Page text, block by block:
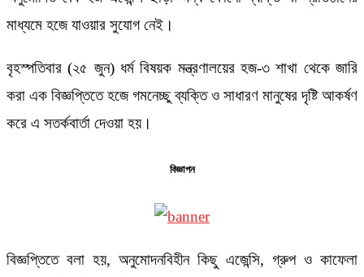
মাধ্যমে হজে যাওয়ার সুযোগ নেই।
বৃহস্পতিবার (২৫ জুন) ধর্ম বিষয়ক মন্ত্রণালয়ের হজ-৩ শাখা থেকে জারি
করা এক বিজ্ঞপ্তিতে হজে গমনেচ্ছু ব্যক্তি ও সাধারণ মানুষের দৃষ্টি আকর্ষণ
করে এ সতর্কবার্তা দেওয়া হয়।
বিজ্ঞাপন
বিজ্ঞপ্তিতে বলা হয়, অনুমোদনবিহীন কিছু এজেন্সি, গ্রুপ ও কাফেলা